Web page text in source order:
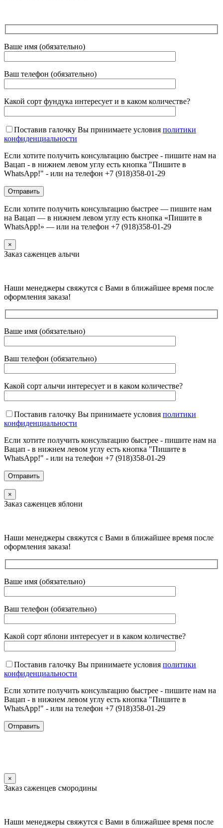
Ваше имя (обязательно)
Ваш телефон (обязательно)
Какой сорт фундука интересует и в каком количестве?
Поставив галочку Вы принимаете условия политики
конфиденциальности
Если хотите получить консультацию быстрее - пишите нам на
Вацап - в нижнем левом углу есть кнопка "Пишите в
WhatsApp!" - или на телефон +7 (918)358-01-29
Если хотите получить консультацию быстрее — пишите нам
на Вацап — в нижнем левом углу есть кнопка «Пишите в
WhatsApp!» — или на телефон +7 (918)358-01-29
×
Заказ саженцев алычи
Наши менеджеры свяжутся с Вами в ближайшее время после
оформления заказа!
Ваше имя (обязательно)
Ваш телефон (обязательно)
Какой сорт алычи интересует и в каком количестве?
Поставив галочку Вы принимаете условия политики
конфиденциальности
Если хотите получить консультацию быстрее - пишите нам на
Вацап - в нижнем левом углу есть кнопка "Пишите в
WhatsApp!" - или на телефон +7 (918)358-01-29
×
Заказ саженцев яблони
Наши менеджеры свяжутся с Вами в ближайшее время после
оформления заказа!
Ваше имя (обязательно)
Ваш телефон (обязательно)
Какой сорт яблони интересует и в каком количестве?
Поставив галочку Вы принимаете условия политики
конфиденциальности
Если хотите получить консультацию быстрее - пишите нам на
Вацап - в нижнем левом углу есть кнопка "Пишите в
WhatsApp!" - или на телефон +7 (918)358-01-29
×
Заказ саженцев смородины
Наши менеджеры свяжутся с Вами в ближайшее время после